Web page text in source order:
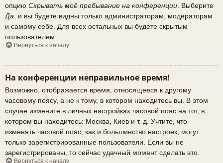
опцию Скрывать моё пребывание на конференции. Выберите
Да, и вы будете видны только администраторам, модераторам
и самому себе. Для всех остальных вы будете скрытым
пользователем.
Вернуться к началу
На конференции неправильное время!
Возможно, отображается время, относящееся к другому
часовому поясу, а не к тому, в котором находитесь вы. В этом
случае измените в личных настройках часовой пояс на тот, в
котором вы находитесь: Москва, Киев и т. д. Учтите, что
изменять часовой пояс, как и большинство настроек, могут
только зарегистрированные пользователи. Если вы не
зарегистрированы, то сейчас удачный момент сделать это.
Вернуться к началу